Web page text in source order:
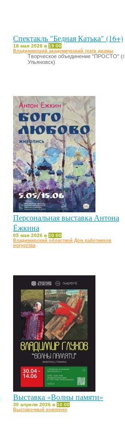
Спектакль "Бедная Катька" (16+)
18 мая 2026 в 19:00
Владимирский академический театр драмы
Творческое объединение "ПРОСТО" (г.
Ульяновск)
Персональная выставка Антона
Ёжкина
05 мая 2026 в 10:00
Владимирский областной Дом работников
искусства
Выставка «Волны памяти»
30 апреля 2026 в 10:00
Выставочный комплекс